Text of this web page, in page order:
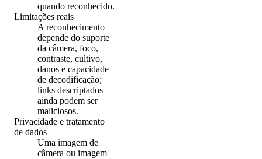
quando reconhecido.
Limitações reais
A reconhecimento
depende do suporte
da câmera, foco,
contraste, cultivo,
danos e capacidade
de decodificação;
links descriptados
ainda podem ser
maliciosos.
Privacidade e tratamento
de dados
Uma imagem de
câmera ou imagem